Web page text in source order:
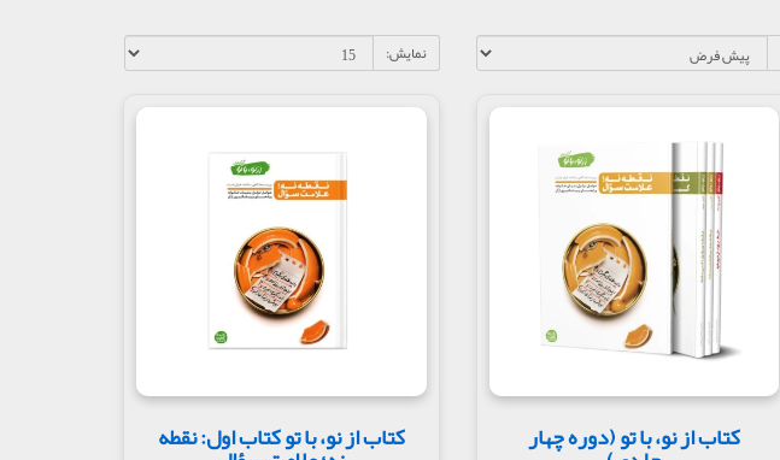
نمایش:
کتاب از نو، با تو (دوره چهار کتاب از نو، با تو کتاب اول: نقطه